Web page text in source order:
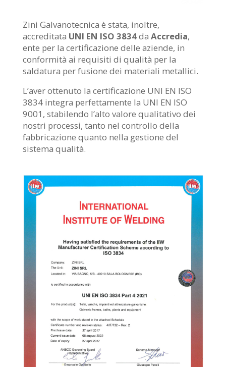
Zini Galvanotecnica è stata, inoltre,
accreditata UNI EN ISO 3834da Accredia,
ente per la certificazione delle aziende, in
conformità ai requisiti di qualità per la
saldatura per fusione dei materiali metallici.
L’aver ottenuto la certificazione UNI EN ISO
3834 integra perfettamente la UNI EN ISO
9001, stabilendo l’alto valore qualitativo dei
nostri processi, tanto nel controllo della
fabbricazione quanto nella gestione del
sistema qualità.